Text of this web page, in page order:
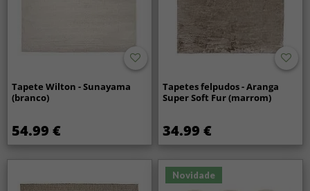
Tapete Wilton - Sunayama
(branco)
54.99 €
Tapetes felpudos - Aranga
Super Soft Fur (marrom)
34.99 €
Novidade